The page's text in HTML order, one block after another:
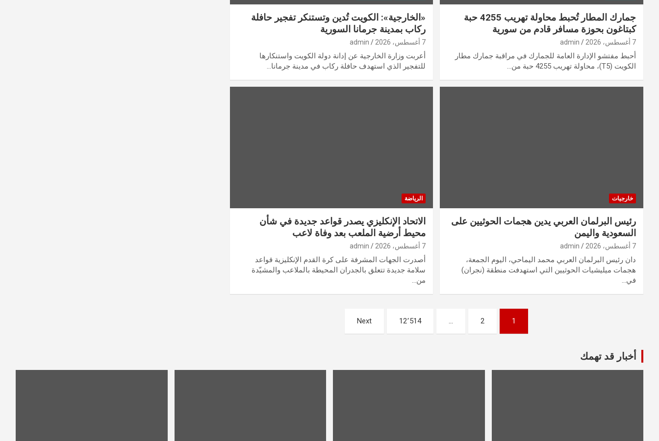
جمارك المطار تُحبط محاولة تهريب 4255 حبة
كبتاغون بحوزة مسافر قادم من سورية
7 أغسطس، 2026 admin
أحبط مفتشو الإدارة العامة للجمارك في مراقبة جمارك مطار
الكويت (T5)، محاولة تهريب 4255 حبة من…
«الخارجية»: الكويت تُدين وتستنكر تفجير حافلة
ركاب بمدينة جرمانا السورية
7 أغسطس، 2026 admin
أعربت وزارة الخارجية عن إدانة دولة الكويت واستنكارها
للتفجير الذي استهدف حافلة ركاب في مدينة جرمانا…
خارجيات
رئيس البرلمان العربي يدين هجمات الحوثيين على
السعودية واليمن
7 أغسطس، 2026 admin
دان رئيس البرلمان العربي محمد اليماحي، اليوم الجمعة،
هجمات ميليشيات الحوثيين التي استهدفت منطقة (نجران)
في…
الرياضة
الاتحاد الإنكليزي يصدر قواعد جديدة في شأن
محيط أرضية الملعب بعد وفاة لاعب
7 أغسطس، 2026 admin
أصدرت الجهات المشرفة على كرة القدم الإنكليزية قواعد
سلامة جديدة تتعلق بالجدران المحيطة بالملاعب والمشيّدة
من…
1
2
… 12٬514 Next
أخبار قد تهمك